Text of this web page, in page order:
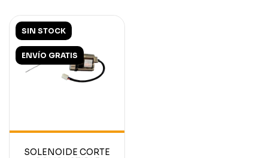
SIN STOCK
ENVÍO GRATIS
SOLENOIDE CORTE